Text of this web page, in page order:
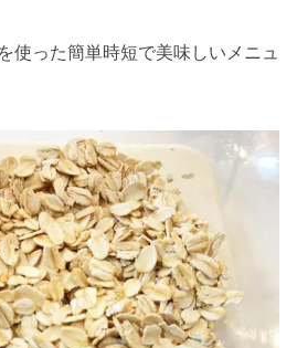
使った簡単時短で美味しいメニュ